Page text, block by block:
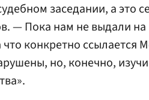
заседании, а это
— Пока нам не выдали
что конкретно ссылается
но, конечно,